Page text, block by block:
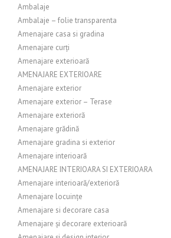
Ambalaje
Ambalaje – folie transparenta
Amenajare casa si gradina
Amenajare curți
Amenajare exterioară
AMENAJARE EXTERIOARE
Amenajare exterior
Amenajare exterior – Terase
Amenajare exterioră
Amenajare grădină
Amenajare gradina si exterior
Amenajare interioară
AMENAJARE INTERIOARA SI EXTERIOARA
Amenajare interioară/exterioră
Amenajare locuințe
Amenajare si decorare casa
Amenajare și decorare exterioară